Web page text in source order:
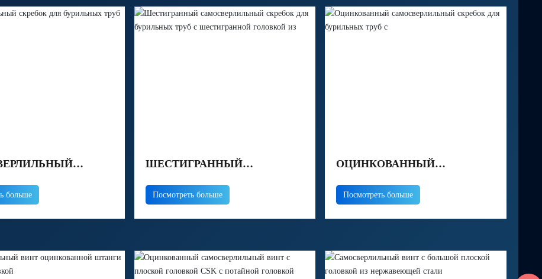
ДЛЯ БУРИЛЬНЫХ
больше
ШЕСТИГРАННЫЙ
САМОСВЕРЛИЛЬНЫЙ
СКРЕБОК ДЛЯ БУРИЛЬНЫХ
ГОЛОВКОЙ ИЗ
Посмотреть больше
ОЦИНКОВАННЫЙ
САМОСВЕРЛИЛЬНЫЙ
СКРЕБОК ДЛЯ БУРИЛЬНЫХ
Посмотреть больше